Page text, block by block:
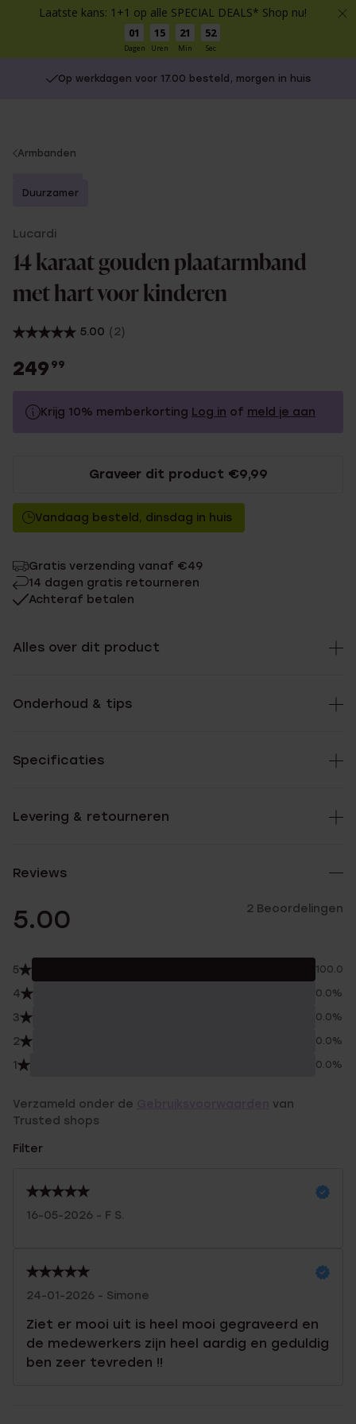
Laatste kans: 1+1 op alle SPECIAL DEALS* Shop nu!
01
Dagen
15
Uren
21
Min
51
Sec
Op werkdagen voor 17.00 besteld, morgen in huis
You
here:
Armbanden
Duurzamer
Lucardi
14 karaat gouden plaatarmband
met hart voor kinderen
5.00 (2)
249 99
Krijg 10% memberkorting Log in of meld je aan
Met memberkortingGraveer dit product €9,99
Vandaag besteld, dinsdag in huis
Gratis verzending vanaf €49
14 dagen gratis retourneren
Achteraf betalen
Alles over dit product
Onderhoud & tips
Specificaties
Levering & retourneren
Reviews
5.00 2 Beoordelingen
5 100.0%
4 0.0%
3 0.0%
2 0.0%
1 0.0%
Verzameld onder de
van
Trusted shops
Filter
16-05-2026 - F S.
24-01-2026 - Simone
Ziet er mooi uit is heel mooi gegraveerd en
de medewerkers zijn heel aardig en geduldig
ben zeer tevreden !!